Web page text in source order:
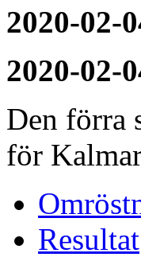
2020-02-
2020-02-
Den förra
för
Resultat